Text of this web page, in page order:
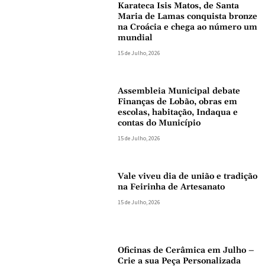
Karateca Isis Matos, de Santa
Maria de Lamas conquista bronze
na Croácia e chega ao número um
mundial
15 de Julho, 2026
Assembleia Municipal debate
Finanças de Lobão, obras em
escolas, habitação, Indaqua e
contas do Município
15 de Julho, 2026
Vale viveu dia de união e tradição
na Feirinha de Artesanato
15 de Julho, 2026
Oficinas de Cerâmica em Julho –
Crie a sua Peça Personalizada